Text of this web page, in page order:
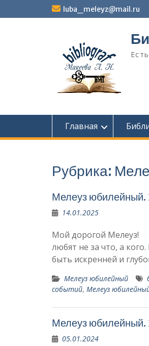
к
luba_meleyz@mail.ru
Главная
Рубрика:
Мелеуз юбилейный.
14.01.2025
Мой дорогой Мелеуз!
любят не за что, а
быть искренней и
Мелеуз юбилейный
событий, Мелеуз
Мелеуз
05.01.2024